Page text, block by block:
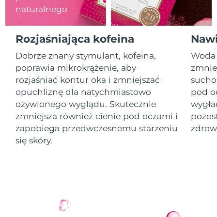
naturalnego
Rozjaśniająca kofeina
Dobrze znany stymulant, kofeina,
poprawia mikrokrążenie, aby
rozjaśniać kontur oka i zmniejszać
opuchliznę dla natychmiastowo
ożywionego wyglądu. Skutecznie
zmniejsza również cienie pod oczami i
zapobiega przedwczesnemu starzeniu
się skóry.
pod
Oczekiwany czas dostawy
8/15/26
Włochy
8/11/26
Japonia
Oczekiwany czas dostawy
8/14/26
Jersey
Oczekiwany czas dostawy
8/16/26
Kazachstan